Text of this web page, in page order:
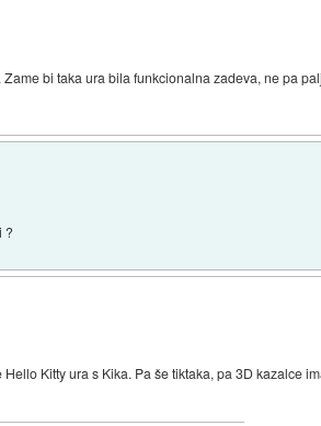
bi taka ura bila funkcionalna zadeva, ne pa
?
Kitty ura s Kika. Pa še tiktaka, pa 3D kazalce